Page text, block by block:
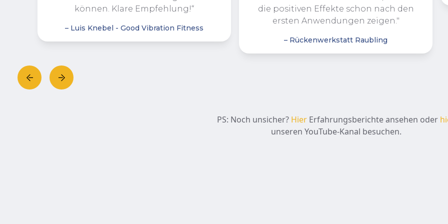
können. Klare Empfehlung!“
– Luis Knebel - Good Vibration Fitness
die positiven Effekte schon nach den
ersten Anwendungen zeigen."
– Rückenwerkstatt Raubling
PS: Noch unsicher? Hier Erfahrungsberichte ansehen oder
unseren YouTube-Kanal besuchen.